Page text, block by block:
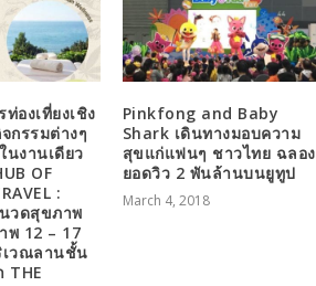
องเที่ยงเชิง
กรรมต่างๆ
งานเดียว
OF
:
วดสุขภาพ
พ 12 – 17
เวณลานชั้น
THE
Pinkfong and Baby
Shark เดินทางมอบความ
สุขแก่แฟนๆ ชาวไทย ฉลอง
ยอดวิว 2 พันล้านบนยูทูป
March 4, 2018